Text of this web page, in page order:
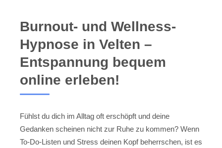
Burnout- und Wellness-
Hypnose in Velten –
Entspannung bequem
online erleben!
Fühlst du dich im Alltag oft erschöpft und deine
Gedanken scheinen nicht zur Ruhe zu kommen? Wenn
To-Do-Listen und Stress deinen Kopf beherrschen, ist es